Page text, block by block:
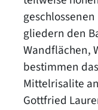
gliedern den
Wandflächen,
bestimmen
Mittelrisalite
Gottfried